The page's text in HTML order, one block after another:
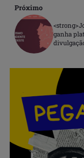
Próximo
ganha
.
.